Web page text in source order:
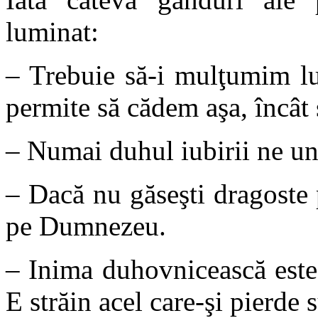
luminat:
– Trebuie să-i mulţumim
permite să cădem aşa,
– Numai duhul iubirii ne
– Dacă nu găseşti
pe Dumnezeu.
– Inima duhovnicească
E străin acel care-şi pierde